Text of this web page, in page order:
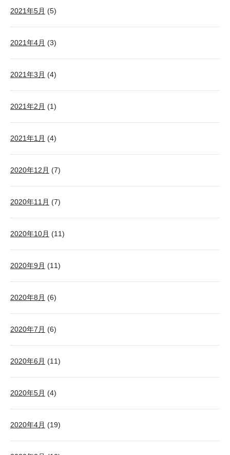
2021年5月 (5)
2021年4月 (3)
2021年3月 (4)
2021年2月 (1)
2021年1月 (4)
2020年12月 (7)
2020年11月 (7)
2020年10月 (11)
2020年9月 (11)
2020年8月 (6)
2020年7月 (6)
2020年6月 (11)
2020年5月 (4)
2020年4月 (19)